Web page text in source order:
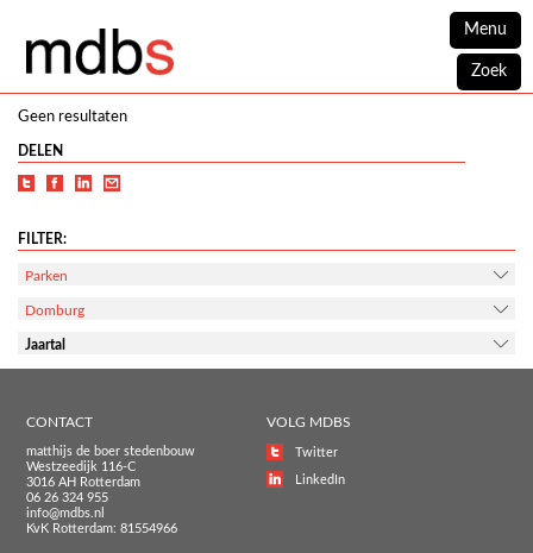
Menu
Zoek
Geen resultaten
DELEN
FILTER:
Parken
Domburg
Jaartal
CONTACT
matthijs de boer stedenbouw
Westzeedijk 116-C
3016 AH Rotterdam
06 26 324 955
info@mdbs.nl
KvK Rotterdam: 81554966
VOLG MDBS
Twitter
LinkedIn